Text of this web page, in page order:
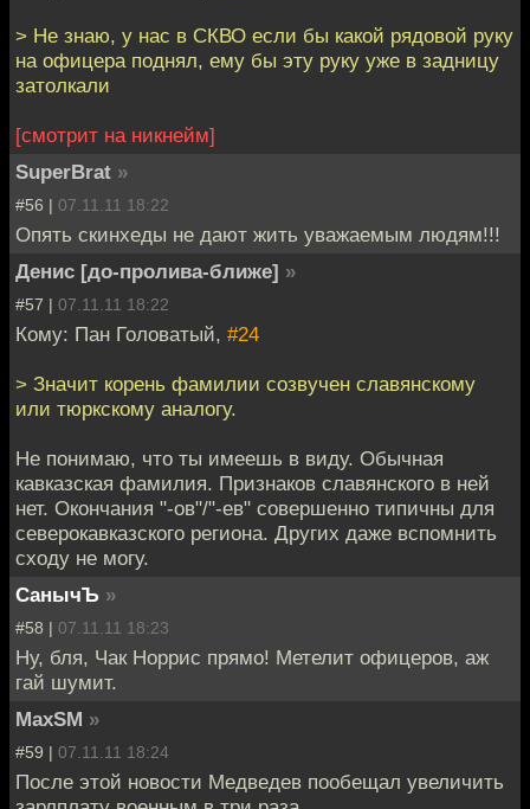
> Не знаю, у нас в СКВО если бы какой рядовой руку
на офицера поднял, ему бы эту руку уже в задницу
затолкали
[смотрит на никнейм]
SuperBrat »
#56 | 07.11.11 18:22
Опять скинхеды не дают жить уважаемым людям!!!
Денис [до-пролива-ближе] »
#57 | 07.11.11 18:22
Кому: Пан Головатый, #24
> Значит корень фамилии созвучен славянскому
или тюркскому аналогу.
Не понимаю, что ты имеешь в виду. Обычная
кавказская фамилия. Признаков славянского в ней
нет. Окончания "-ов"/"-ев" совершенно типичны для
северокавказского региона. Других даже вспомнить
сходу не могу.
СанычЪ »
#58 | 07.11.11 18:23
Ну, бля, Чак Норрис прямо! Метелит офицеров, аж
гай шумит.
MaxSM »
#59 | 07.11.11 18:24
После этой новости Медведев пообещал увеличить